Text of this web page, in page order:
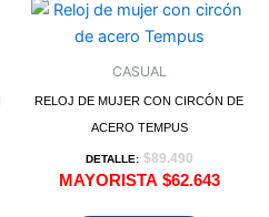
CASUAL
RELOJ DE MUJER CON CIRCÓN DE
ACERO TEMPUS
DETALLE: $89.490
MAYORISTA $62.643